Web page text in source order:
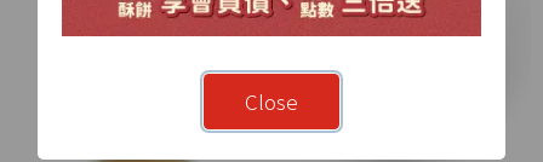
Close